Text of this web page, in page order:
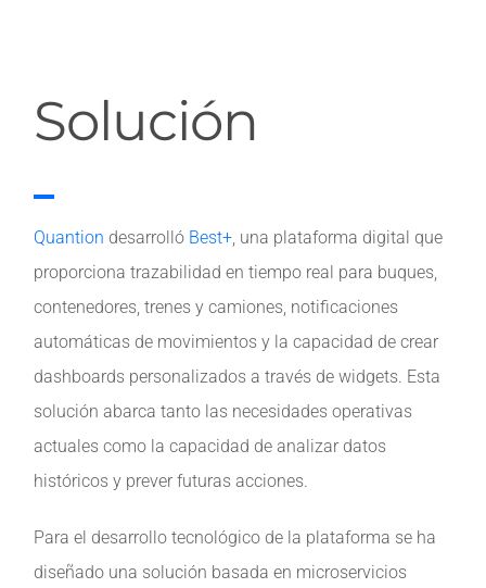
Solución
Quantion desarrolló Best+, una plataforma digital que
proporciona trazabilidad en tiempo real para buques,
contenedores, trenes y camiones, notificaciones
automáticas de movimientos y la capacidad de crear
dashboards personalizados a través de widgets. Esta
solución abarca tanto las necesidades operativas
actuales como la capacidad de analizar datos
históricos y prever futuras acciones.
Para el desarrollo tecnológico de la plataforma se ha
diseñado una solución basada en microservicios